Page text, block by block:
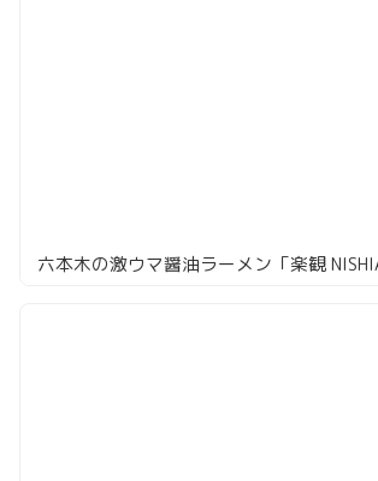
六本木の激ウマ醤油ラーメン「楽観